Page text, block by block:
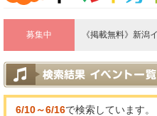
募集中 《掲載無料》新
6/10～6/16で検索しています。